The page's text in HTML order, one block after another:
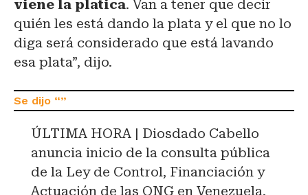
viene la platica. Van a tener que decir
quién les está dando la plata y el que no lo
diga será considerado que está lavando
esa plata”, dijo.
ÚLTIMA HORA | Diosdado Cabello
anuncia inicio de la consulta pública
de la Ley de Control, Financiación y
Actuación de las ONG en Venezuela.